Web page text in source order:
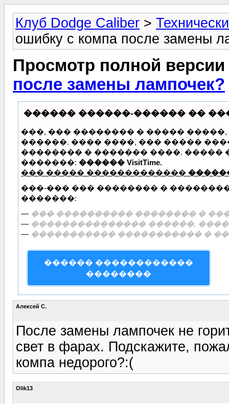
Клуб Dodge Caliber >
ошибку с компа после замены
Просмотр полной
после замены лампочек?
������ ������-������ ��
���, ��� �������� � �����
������. ���� ����, ��� �����
�������� � ������� ����.
�������: ������ VisitTime.
��� ����� �������������
���-��� ��� �������� �
�������:
— ��� ���������� �������� �
— ��������������� ������,
— ����������� ����������� �
������ ������������
��������
Алексей С.
После замены лампочек не
свет в фарах. Подскажите,
компа недорого?:(
Olik13